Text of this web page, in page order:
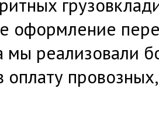
оформление
мы реализовали
оплату